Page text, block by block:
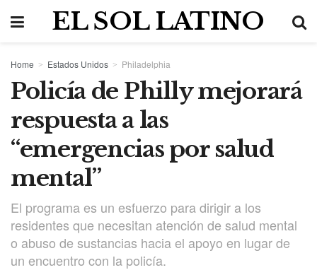
EL SOL LATINO
Home Estados Unidos Philadelphia
Policía de Philly mejorará
respuesta a las
“emergencias por salud
mental”
El programa es un esfuerzo para dirigir a los
residentes que necesitan atención de salud mental
o abuso de sustancias hacia el apoyo en lugar de
un encuentro con la policía.